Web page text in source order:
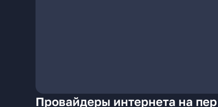
Провайдеры интернета на